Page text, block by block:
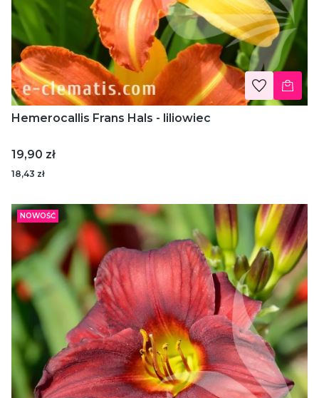
Hemerocallis Frans Hals - liliowiec
Cena
19,90 zł
18,43 zł
NOWOŚĆ